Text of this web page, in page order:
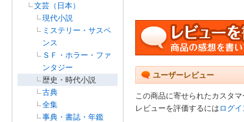
文芸（日本）
現代小説
ミステリー・サスペ
ンス
ＳＦ・ホラー・ファ
ンタジー
歴史・時代小説
古典
全集
事典・書誌・年鑑
ユーザーレビュー
この商品に寄せられたカスタ
レビューを評価するには ログイ